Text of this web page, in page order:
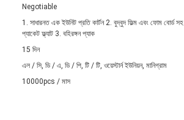
Negotiable
1. সাধারনত এক ইউনিট প্রতি কার্টন 2. বুদ্বুদ ফিল্ম এবং ফোম বোর্ড সহ
প্যাকেট ফ্ল্যাট 3. বহিরঙ্গন প্যাক
15 দিন
এল / সি, ডি / এ, ডি / পি, টি / টি, ওয়েস্টার্ন ইউনিয়ন, মানিগ্রাম
10000pcs / মাস